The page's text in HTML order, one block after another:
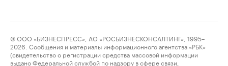
© ООО «БИЗНЕСПРЕСС», АО «РОСБИЗНЕСКОНСАЛТИНГ», 1995–
2026. Сообщения и материалы информационного агентства «РБК»
(свидетельство о регистрации средства массовой информации
выдано Федеральной службой по надзору в сфере связи,